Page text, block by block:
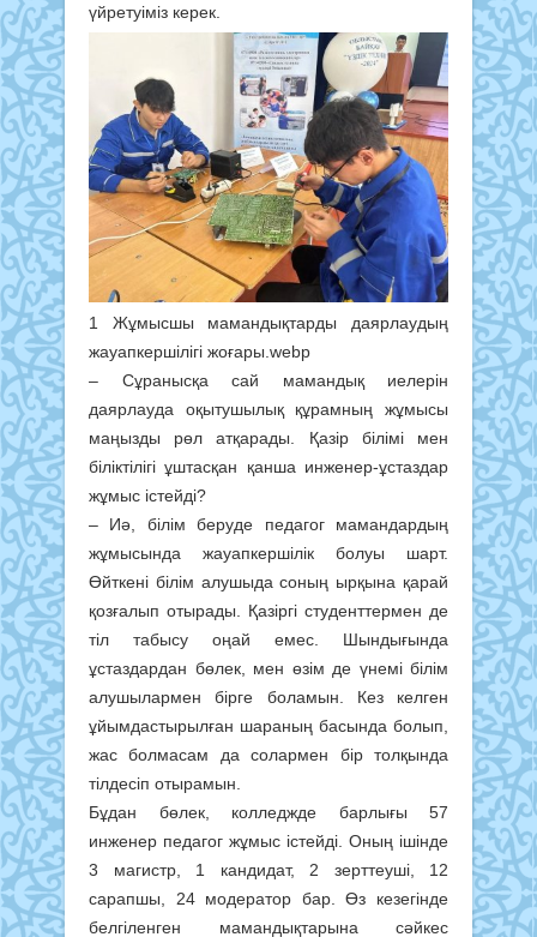
үйретуіміз керек.
1 Жұмысшы мамандықтарды даярлаудың
жауапкершілігі жоғары.webp
– Сұранысқа сай мамандық иелерін
даярлауда оқытушылық құрамның жұмысы
маңызды рөл атқарады. Қазір білімі мен
біліктілігі ұштасқан қанша инженер-ұстаздар
жұмыс істейді?
– Иә, білім беруде педагог мамандардың
жұмысында жауапкершілік болуы шарт.
Өйткені білім алушыда соның ырқына қарай
қозғалып отырады. Қазіргі студенттермен де
тіл табысу оңай емес. Шындығында
ұстаздардан бөлек, мен өзім де үнемі білім
алушылармен бірге боламын. Кез келген
ұйымдастырылған шараның басында болып,
жас болмасам да солармен бір толқында
тілдесіп отырамын.
Бұдан бөлек, колледжде барлығы 57
инженер педагог жұмыс істейді. Оның ішінде
3 магистр, 1 кандидат, 2 зерттеуші, 12
сарапшы, 24 модератор бар. Өз кезегінде
белгіленген мамандықтарына сәйкес